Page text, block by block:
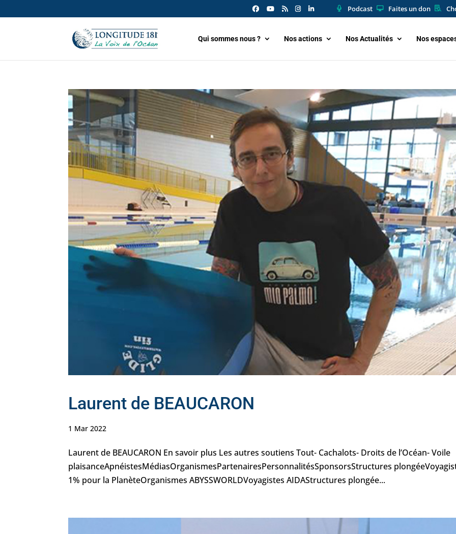
Podcast Faites un don
Qui sommes nous ? Nos actions Nos Actualités Nos
Laurent de BEAUCARON
1 Mar 2022
Laurent de BEAUCARON En savoir plus Les autres soutiens Tout- Cachalots- Droits de l’Océan- Voile
plaisanceApnéistesMédiasOrganismesPartenairesPersonnalitésSponsorsStructures
1% pour la PlanèteOrganismes ABYSSWORLDVoyagistes AIDAStructures plongée...